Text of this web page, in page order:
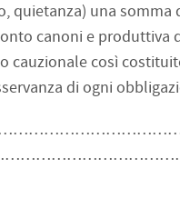
quietanza) una
canoni e
cauzionale così
di ogni